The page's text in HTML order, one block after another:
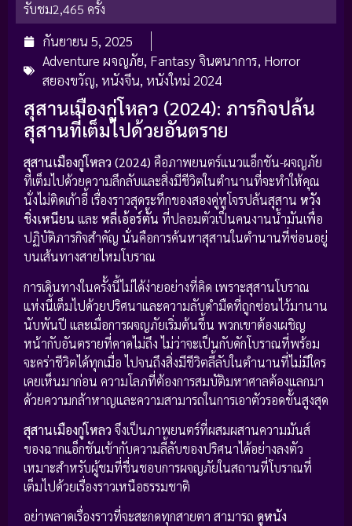
รับชม2,465 ครั้ง
กันยายน 5, 2025
Adventure ผจญภัย, Fantasy จินตนาการ, Horror
สยองขวัญ, หนังจีน, หนังใหม่ 2024
สุสานเมืองกู่โหลว (2024): ภารกิจปล้น
สุสานที่เต็มไปด้วยอันตราย
สุสานเมืองกู่โหลว (2024) คือภาพยนตร์แนวแอ็กชัน-ผจญภัย
ที่เต็มไปด้วยความลึกลับและสิ่งมีชีวิตในตำนานที่จะทำให้คุณ
นั่งไม่ติดเก้าอี้ เรื่องราวสุดระทึกของสองคู่หูโจรปล้นสุสาน หวัง
ชิ่งเหนียน และ หลี่เอ้อร์ตั้น ที่ปลอมตัวเป็นคนงานน้ำมันเพื่อ
ปฏิบัติภารกิจสำคัญ นั่นคือการค้นหาสุสานในตำนานที่ซ่อนอยู่
บนเส้นทางสายไหมโบราณ
การเดินทางในครั้งนี้ไม่ได้ง่ายอย่างที่คิด เพราะสุสานโบราณ
แห่งนี้เต็มไปด้วยปริศนาและความลับดำมืดที่ถูกซ่อนไว้มานาน
นับพันปี และเมื่อการผจญภัยเริ่มต้นขึ้น พวกเขาต้องเผชิญ
หน้ากับอันตรายที่คาดไม่ถึง ไม่ว่าจะเป็นกับดักโบราณที่พร้อม
จะคร่าชีวิตได้ทุกเมื่อ ไปจนถึงสิ่งมีชีวิตลี้ลับในตำนานที่ไม่มีใคร
เคยเห็นมาก่อน ความโลภที่ต้องการสมบัติมหาศาลต้องแลกมา
ด้วยความกล้าหาญและความสามารถในการเอาตัวรอดขั้นสูงสุด
สุสานเมืองกู่โหลว จึงเป็นภาพยนตร์ที่ผสมผสานความมันส์
ของฉากแอ็กชันเข้ากับความลี้ลับของปริศนาได้อย่างลงตัว
เหมาะสำหรับผู้ชมที่ชื่นชอบการผจญภัยในสถานที่โบราณที่
เต็มไปด้วยเรื่องราวเหนือธรรมชาติ
อย่าพลาดเรื่องราวที่จะสะกดทุกสายตา สามารถ ดูหนัง